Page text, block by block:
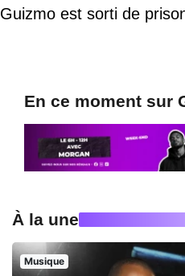
Guizmo est sorti de
En ce moment sur
À la une
Musique